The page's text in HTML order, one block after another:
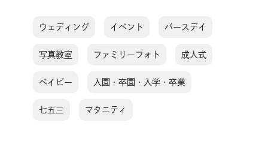
ウェディング イベント バースデイ
写真教室 ファミリーフォト 成人式
ベイビー 入園・卒園・入学・卒業
七五三 マタニティ